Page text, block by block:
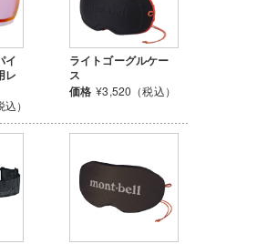
イ
レ
）
ライトゴーグルケー
ス
価格 ¥3,520（税込）